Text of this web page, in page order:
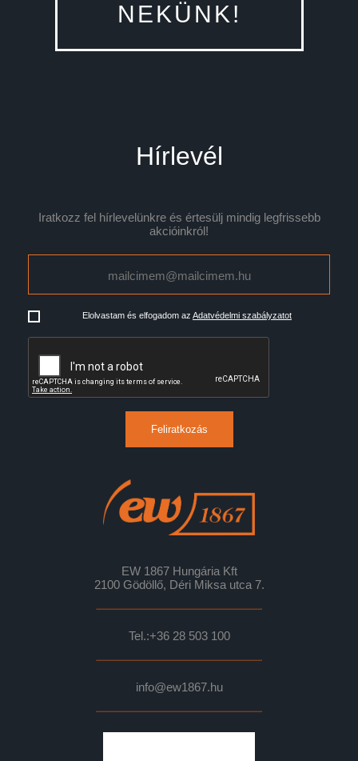
NEKÜNK!
Hírlevél
Iratkozz fel hírlevelünkre és értesülj mindig legfrissebb
akcióinkról!
Elolvastam és elfogadom az Adatvédelmi szabályzatot
Feliratkozás
EW 1867 Hungária Kft
2100 Gödöllő, Déri Miksa utca 7.
Tel.:+36 28 503 100
info@ew1867.hu